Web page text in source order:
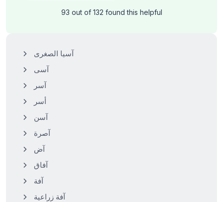
93 out of 132 found this helpful
آسيا الصغرى
آسى
آسر
أسر
آسن
آصرة
آض
آفاق
آفة
آفة زراعية